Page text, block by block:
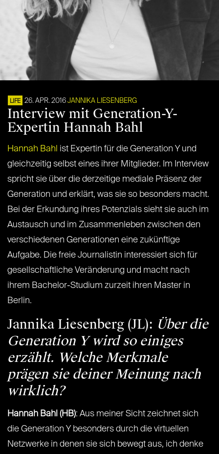
LIFE 26. APR. 2016 JANNIKA LIESENBERG
Interview mit Generation-Y-
Expertin Hannah Bahl
Hannah Bahl ist Expertin für die Generation Y und
gleichzeitig selbst eines ihrer Mitglieder. Im Interview
spricht sie über die derzeitige mediale Präsenz der
Generation und erklärt, was sie so besonders macht.
Bei der Erkundung ihres Potenzials sieht sie auch im
Austausch und im Zusammenleben zwischen den
verschiedenen Generationen eine zukünftige
Aufgabe. Die freie Journalistin interessiert sich für
gesellschaftliche Veränderung und macht nach
ihrem Bachelor-Studium zurzeit ihren Master in
Berlin.
Jannika Liesenberg (JL): Über die
Generation Y wird so einiges
erzählt. Welche Merkmale
prägen sie deiner Meinung nach
wirklich?
Hannah Bahl (HB): Aus meiner Sicht zeichnet sich
die Generation Y besonders durch die virtuellen
Netzwerke in denen sie sich bewegt aus, ich denke